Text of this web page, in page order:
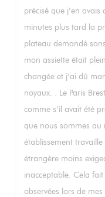
précisé que j’en
minutes plus tard la
plateau demandé
mon assiette était
changée et j’ai dû
noyaux. . Le Paris
comme s’il avait été
que nous sommes au
établissement
étrangère moins
inacceptable. Cela
observées lors de